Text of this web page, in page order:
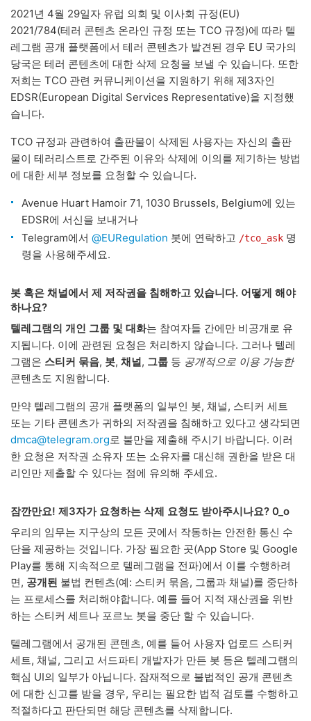
2021년 4월 29일자 유럽 의회 및 이사회 규정(EU)
2021/784(테러 콘텐츠 온라인 규정 또는 TCO 규정)에 따라 텔
레그램 공개 플랫폼에서 테러 콘텐츠가 발견된 경우 EU 국가의
당국은 테러 콘텐츠에 대한 삭제 요청을 보낼 수 있습니다. 또한
저희는 TCO 관련 커뮤니케이션을 지원하기 위해 제3자인
EDSR(European Digital Services Representative)을 지정했
습니다.
TCO 규정과 관련하여 출판물이 삭제된 사용자는 자신의 출판
물이 테러리스트로 간주된 이유와 삭제에 이의를 제기하는 방법
에 대한 세부 정보를 요청할 수 있습니다.
Avenue Huart Hamoir 71, 1030 Brussels, Belgium에 있는
EDSR에 서신을 보내거나
Telegram에서 @EURegulation 봇에 연락하고 /tco_ask 명
령을 사용해주세요.
봇 혹은 채널에서 제 저작권을 침해하고 있습니다. 어떻게 해야
하나요?
텔레그램의 개인 그룹 및 대화는 참여자들 간에만 비공개로 유
지됩니다. 이에 관련된 요청은 처리하지 않습니다. 그러나 텔레
그램은 스티커 묶음, 봇, 채널, 그룹 등 공개적으로 이용 가능한
콘텐츠도 지원합니다.
만약 텔레그램의 공개 플랫폼의 일부인 봇, 채널, 스티커 세트
또는 기타 콘텐츠가 귀하의 저작권을 침해하고 있다고 생각되면
dmca@telegram.org로 불만을 제출해 주시기 바랍니다. 이러
한 요청은 저작권 소유자 또는 소유자를 대신해 권한을 받은 대
리인만 제출할 수 있다는 점에 유의해 주세요.
잠깐만요! 제3자가 요청하는 삭제 요청도 받아주시나요? 0_o
우리의 임무는 지구상의 모든 곳에서 작동하는 안전한 통신 수
단을 제공하는 것입니다. 가장 필요한 곳(App Store 및 Google
Play를 통해 지속적으로 텔레그램을 전파)에서 이를 수행하려
면, 공개된 불법 컨텐츠(예: 스티커 묶음, 그룹과 채널)를 중단하
는 프로세스를 처리해야합니다. 예를 들어 지적 재산권을 위반
하는 스티커 세트나 포르노 봇을 중단 할 수 있습니다.
텔레그램에서 공개된 콘텐츠, 예를 들어 사용자 업로드 스티커
세트, 채널, 그리고 서드파티 개발자가 만든 봇 등은 텔레그램의
핵심 UI의 일부가 아닙니다. 잠재적으로 불법적인 공개 콘텐츠
에 대한 신고를 받을 경우, 우리는 필요한 법적 검토를 수행하고
적절하다고 판단되면 해당 콘텐츠를 삭제합니다.